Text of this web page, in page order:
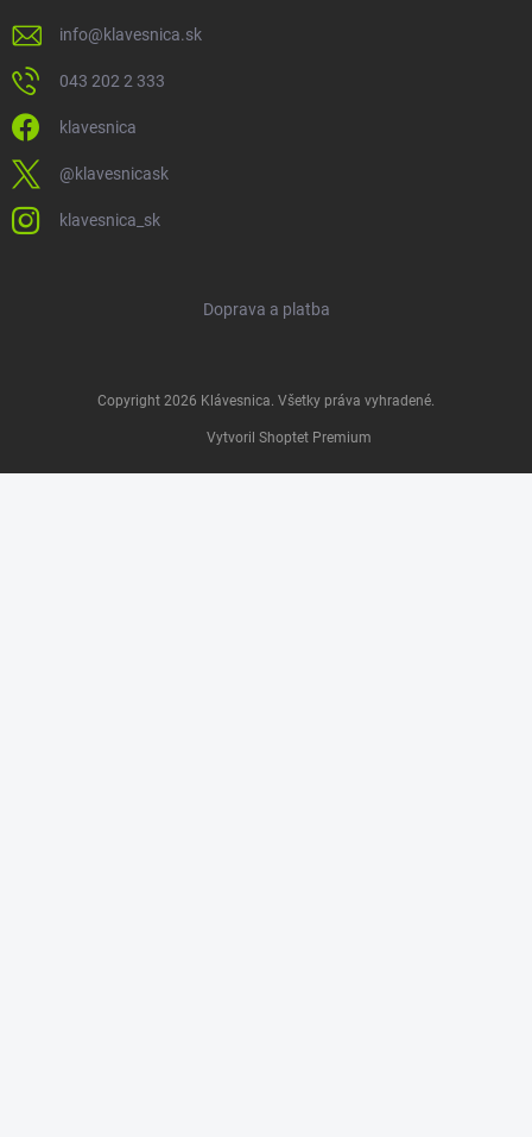
info@klavesnica.sk
043 202 2 333
klavesnica
@klavesnicask
klavesnica_sk
Doprava a platba
Vytvoril Shoptet Premium
Copyright 2026 Klávesnica. Všetky práva vyhradené.